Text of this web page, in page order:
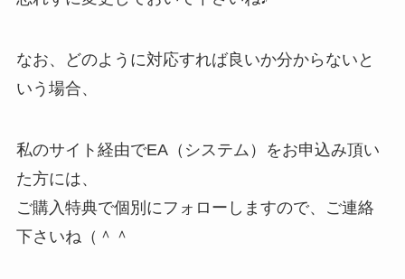
なお、どのように対応すれば良いか分からないと
いう場合、
私のサイト経由でEA（システム）をお申込み頂い
た方には、
ご購入特典で個別にフォローしますので、ご連絡
下さいね（＾＾